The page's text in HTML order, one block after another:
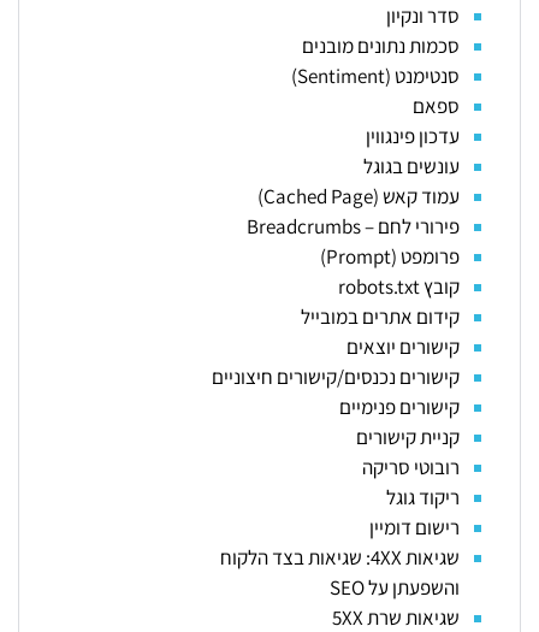
סדר ונקיון
סכמות נתונים מובנים
סנטימנט (Sentiment)
ספאם
עדכון פינגווין
עונשים בגוגל
עמוד קאש (Cached Page)
פירורי לחם – Breadcrumbs
פרומפט (Prompt)
קובץ robots.txt
קידום אתרים במובייל
קישורים יוצאים
קישורים נכנסים/קישורים חיצוניים
קישורים פנימיים
קניית קישורים
רובוטי סריקה
ריקוד גוגל
רישום דומיין
שגיאות 4XX: שגיאות בצד הלקוח
והשפעתן על SEO
שגיאות שרת 5XX